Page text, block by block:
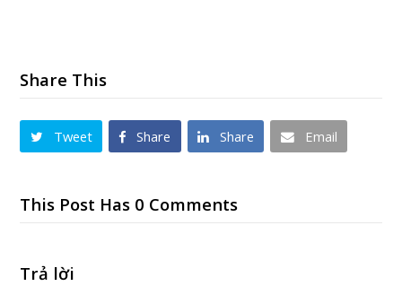
Share This
Tweet Share Share Email
This Post Has 0 Comments
Trả lời